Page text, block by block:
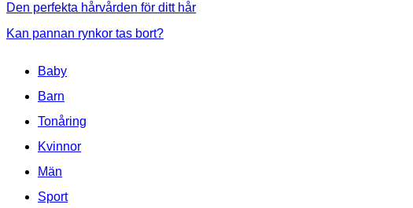
Den perfekta hårvården för ditt hår
Kan pannan rynkor tas bort?
Baby
Barn
Tonåring
Kvinnor
Män
Sport